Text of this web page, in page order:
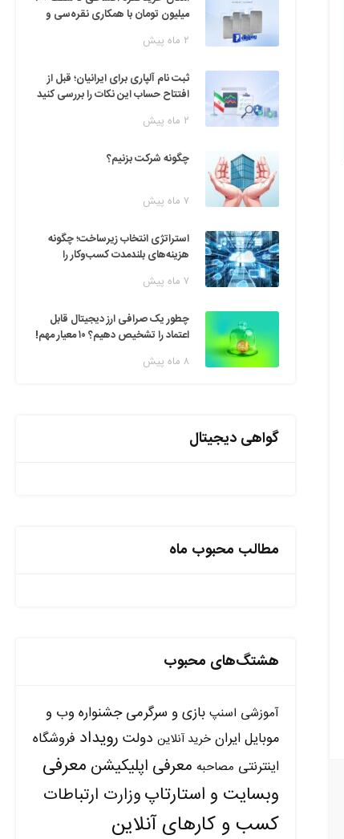
میلیون تومان با همکاری نقره‌سی و
۲ ماه پیش
ثبت نام آلپاری برای ایرانیان؛ قبل از
افتتاح حساب این نکات را بررسی کنید
۲ ماه پیش
چگونه شرکت بزنیم؟
۷ ماه پیش
استراتژی انتخاب زیرساخت؛ چگونه
هزینه‌های بلندمدت کسب‌وکار را
۷ ماه پیش
چطور یک صرافی ارز دیجیتال قابل
اعتماد را تشخیص دهیم؟ ۱۰ معیار مهم!
۸ ماه پیش
گواهی دیجیتال
مطالب محبوب ماه
هشتگ‌های محبوب
آموزشی اسنپ بازی و سرگرمی جشنواره وب و
موبایل ایران خرید آنلاین دولت رویداد فروشگاه
اینترنتی مصاحبه معرفی اپلیکیشن معرفی
وبسایت و استارتاپوزارت ارتباطات
کسب و کارهای آنلاین